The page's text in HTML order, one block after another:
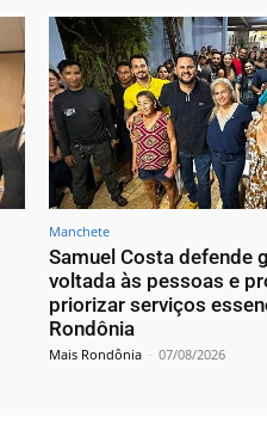
Manchete
Samuel Costa defende
voltada às pessoas e
priorizar serviços
Rondônia
Mais Rondônia - 07/08/2026